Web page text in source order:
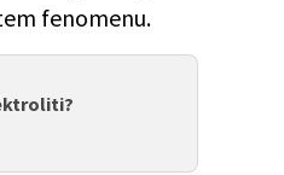
fenomenu.